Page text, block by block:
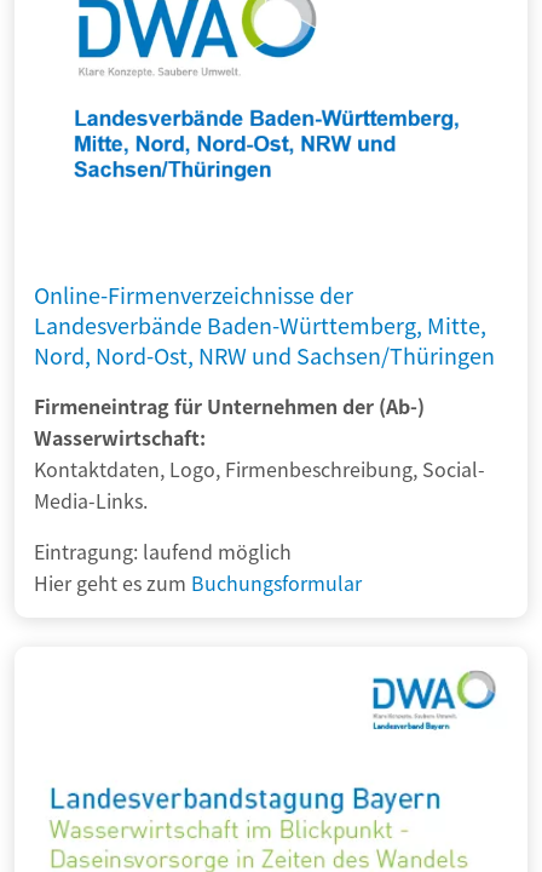
Online-Firmenverzeichnisse der
Landesverbände Baden-Württemberg, Mitte,
Nord, Nord-Ost, NRW und Sachsen/Thüringen
Firmeneintrag für Unternehmen der (Ab-)
Wasserwirtschaft:
Kontaktdaten, Logo, Firmenbeschreibung, Social-
Media-Links.
Eintragung: laufend möglich
Hier geht es zum Buchungsformular